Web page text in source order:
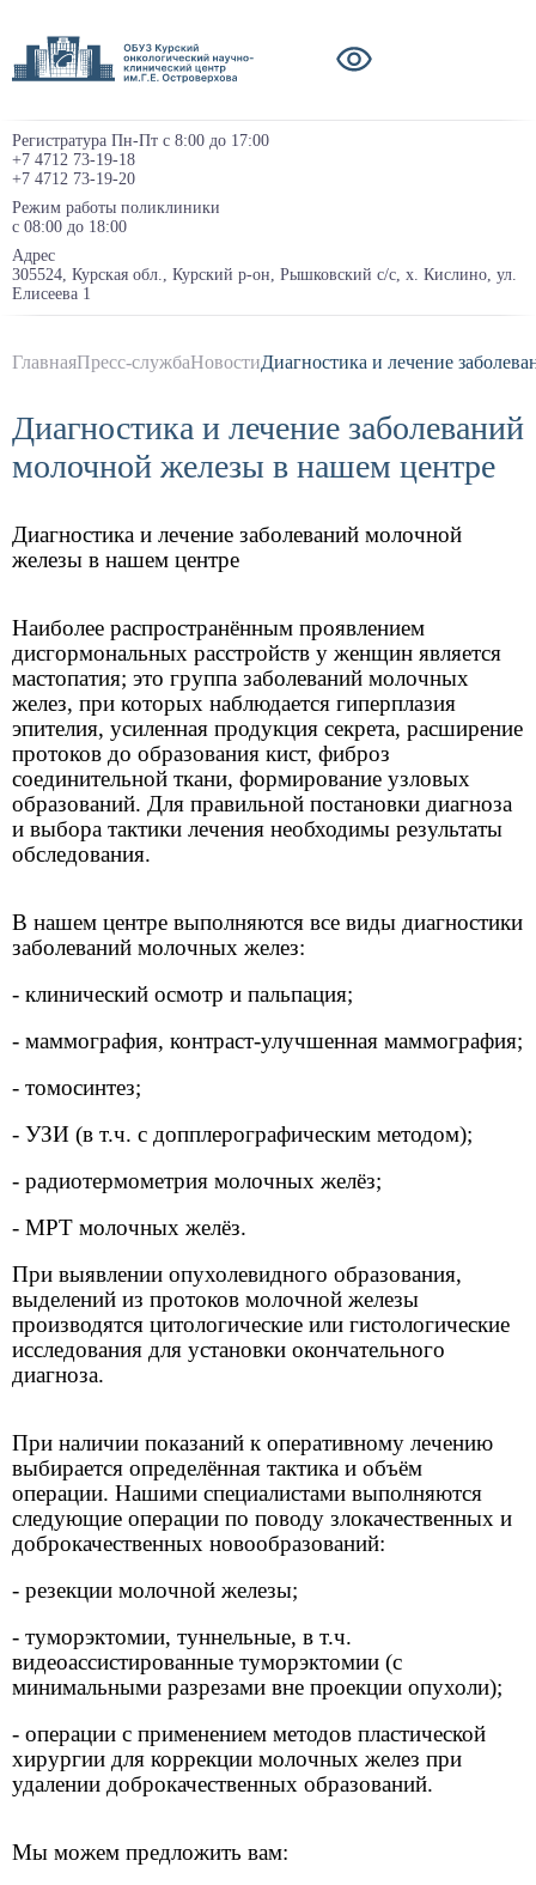
Регистратура Пн-Пт с 8:00 до 17:00
+7 4712 73-19-18
+7 4712 73-19-20
Режим работы поликлиники
с 08:00 до 18:00
Адрес
305524, Курская обл., Курский р-он, Рышковский с/с, х. Кислино, ул.
Елисеева 1
ГлавнаяПресс-службаНовостиДиагностика и лечение
Диагностика и лечение заболеваний
молочной железы в нашем центре
Диагностика и лечение заболеваний молочной
железы в нашем центре
Наиболее распространённым проявлением
дисгормональных расстройств у женщин является
мастопатия; это группа заболеваний молочных
желез, при которых наблюдается гиперплазия
эпителия, усиленная продукция секрета, расширение
протоков до образования кист, фиброз
соединительной ткани, формирование узловых
образований. Для правильной постановки диагноза
и выбора тактики лечения необходимы результаты
обследования.
В нашем центре выполняются все виды диагностики
заболеваний молочных желез:
- клинический осмотр и пальпация;
- маммография, контраст-улучшенная маммография;
- томосинтез;
- УЗИ (в т.ч. с допплерографическим методом);
- радиотермометрия молочных желёз;
- МРТ молочных желёз.
При выявлении опухолевидного образования,
выделений из протоков молочной железы
производятся цитологические или гистологические
исследования для установки окончательного
диагноза.
При наличии показаний к оперативному лечению
выбирается определённая тактика и объём
операции. Нашими специалистами выполняются
следующие операции по поводу злокачественных и
доброкачественных новообразований:
- резекции молочной железы;
- туморэктомии, туннельные, в т.ч.
видеоассистированные туморэктомии (с
минимальными разрезами вне проекции опухоли);
- операции с применением методов пластической
хирургии для коррекции молочных желез при
удалении доброкачественных образований.
Мы можем предложить вам: